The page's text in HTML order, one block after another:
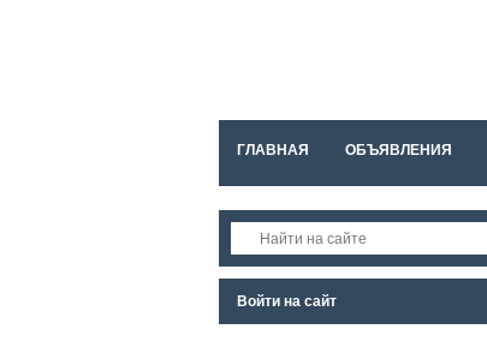
ГЛАВНАЯ ОБЪЯВЛЕНИЯ
FAQ
Войти на сайт